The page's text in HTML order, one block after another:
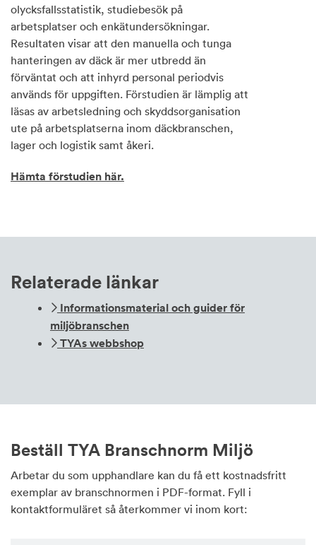
olycksfallsstatistik, studiebesök på
arbetsplatser och enkätundersökningar.
Resultaten visar att den manuella och tunga
hanteringen av däck är mer utbredd än
förväntat och att inhyrd personal periodvis
används för uppgiften. Förstudien är lämplig att
läsas av arbetsledning och skyddsorganisation
ute på arbetsplatserna inom däckbranschen,
lager och logistik samt åkeri.
Hämta förstudien här.
Relaterade länkar
Informationsmaterial och guider för
miljöbranschen
TYAs webbshop
Beställ TYA Branschnorm Miljö
Arbetar du som upphandlare kan du få ett kostnadsfritt
exemplar av branschnormen i PDF-format. Fyll i
kontaktformuläret så återkommer vi inom kort: